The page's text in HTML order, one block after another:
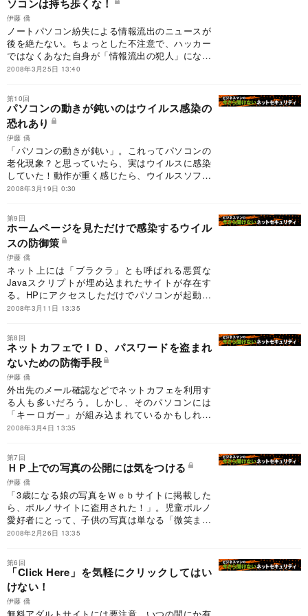
ソコンは持ち歩くな！
伊藤 僑
ノートパソコン紛失による情報流出のニュースが
後を絶たない。ちょっとした不注意で、ハッカー
ではなくあなた自身が「情報流出の犯人」になる
可能性がある。
2008年3月25日 13:40
第10回
パソコンの動きが鈍いのはウイルス感染の
恐れあり
伊藤 僑
「パソコンの動きが鈍い」。これってパソコンの
老化現象？と思っていたら、実はウイルスに感染
していた！動作が重く感じたら、ウイルスソフト
をかけてみよう。
2008年3月19日 0:30
第9回
ホームページを見ただけで感染するウイル
スの防御策
伊藤 僑
ネット上には「ブラクラ」とも呼ばれる悪質な
Javaスクリプトが埋め込まれたサイトが存在す
る。HPにアクセスしただけでパソコンが起動不
能になってしまうのだ。
2008年3月11日 13:35
第8回
ネットカフェでＩＤ、パスワードを盗まれ
ないための防衛手段
伊藤 僑
外出先のメール確認などでネットカフェを利用す
る人も多いだろう。しかし、そのパソコンには
「キーロガー」が組み込まれているかもしれな
い。要注意だ。
2008年3月4日 13:35
第7回
ＨＰ上での写真の公開には気をつける
伊藤 僑
「3歳になる娘の写真をＷｅｂサイトに掲載した
ら、ポルノサイトに盗用された！」。児童ポルノ
愛好者にとって、子供の写真は単なる「微笑まし
い映像」ではない。
2008年2月26日 13:35
第6回
「Click Here」を気軽にクリックしてはい
けない！
伊藤 僑